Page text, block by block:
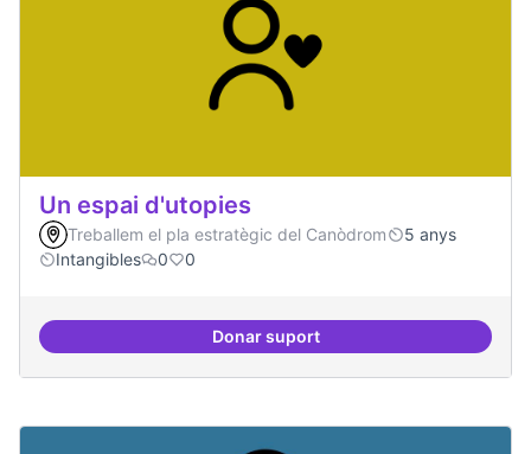
Un espai d'utopies
Treballem el pla estratègic del Canòdrom
5 anys
Intangibles
0 0
Donar suportUn espai d'utopies